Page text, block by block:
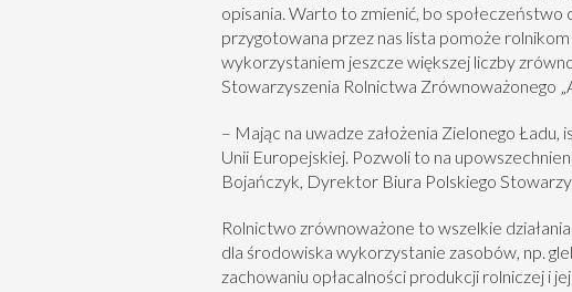
opisania. Warto to zmienić, bo
przygotowana przez nas lista pomoże
wykorzystaniem jeszcze większej liczby
Stowarzyszenia Rolnictwa Zrównoważonego
– Mając na uwadze założenia Zielonego
Unii Europejskiej. Pozwoli to na
Bojańczyk, Dyrektor Biura Polskiego
Rolnictwo zrównoważone to wszelkie
dla środowiska wykorzystanie zasobów, np.
zachowaniu opłacalności produkcji rolniczej i